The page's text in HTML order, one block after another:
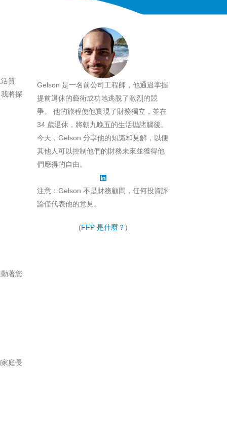
質
將探
著您
庭長
Gelson 是一名前公司工程師，他通過掌握
提前退休的藝術成功地逃脫了激烈的競
爭。 他的旅程使他實現了財務獨立，並在
34 歲退休，將朝九晚五的生活拋諸腦後。
今天，Gelson 分享他的知識和見解，以便
其他人可以控制他們的財務未來並獲得他
們應得的自由。
注意：Gelson 不是財務顧問，任何投資評
論僅代表他的意見。
(FFP 是什麼？)